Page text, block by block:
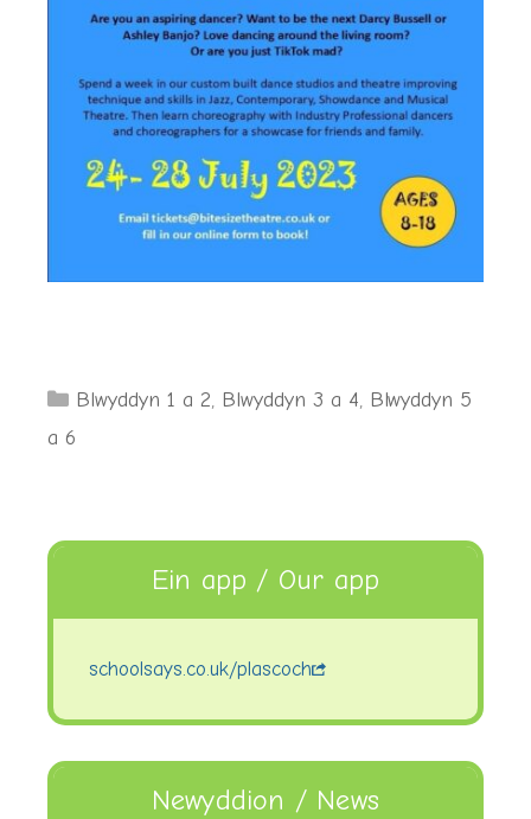
Categories
Blwyddyn 1 a 2, Blwyddyn 3 a 4, Blwyddyn 5
a 6
Ein app / Our app
schoolsays.co.uk/plascoch
Newyddion / News